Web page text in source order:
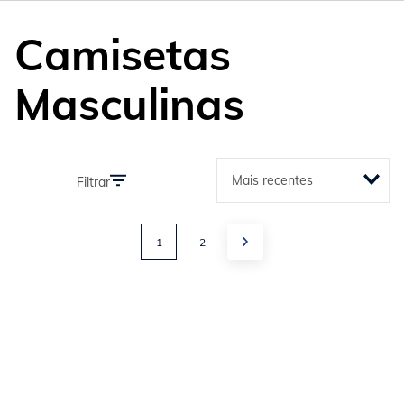
Camisetas
Masculinas
Filtrar Mais recentes
1 2